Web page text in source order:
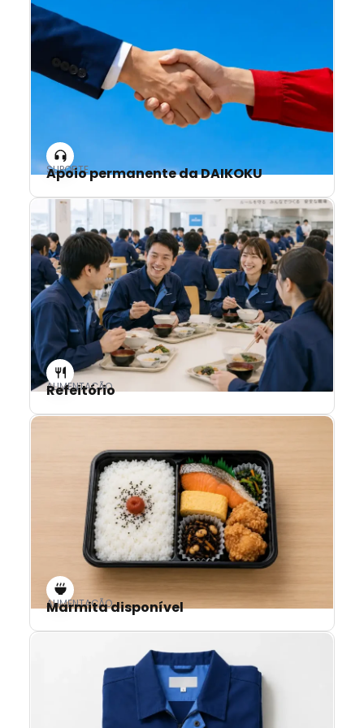
SUPORTE
Apoio permanente da DAIKOKU
ALIMENTAÇÃO
Refeitório
ALIMENTAÇÃO
Marmita disponível